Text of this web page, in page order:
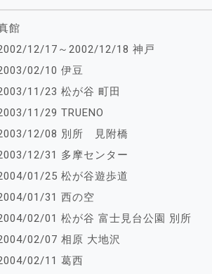
館
12/17～2002/12/18 神戸
02/10 伊豆
11/23 松が谷 町田
11/29 TRUENO
12/08 別所 見附橋
12/31 多摩センター
01/25 松が谷遊歩道
01/31 西の空
02/01 松が谷 富士見台公園 別所
02/07 相原 大地沢
02/11 葛西